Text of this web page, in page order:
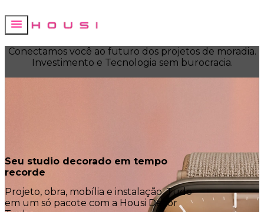
Conectamos você ao futuro dos projetos de moradia.
Investimento e Tecnologia sem burocracia.
Seu studio decorado em tempo
recorde
Projeto, obra, mobília e instalação. Tudo
em um só pacote com a Housi Decor
O que já
melhor!
More na
praticidade